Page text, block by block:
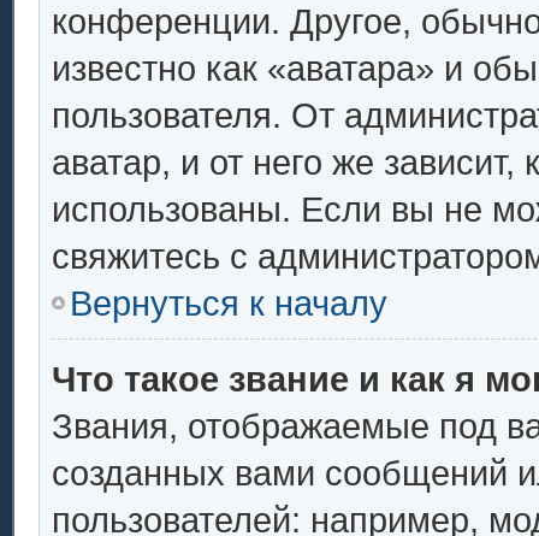
конференции. Другое,
известно как «аватара» и
пользователя. От
аватар, и от него же
использованы. Если вы не
свяжитесь с
Вернуться к началу
Что такое звание и как я
Звания, отображаемые под
созданных вами сообщений
пользователей: например,